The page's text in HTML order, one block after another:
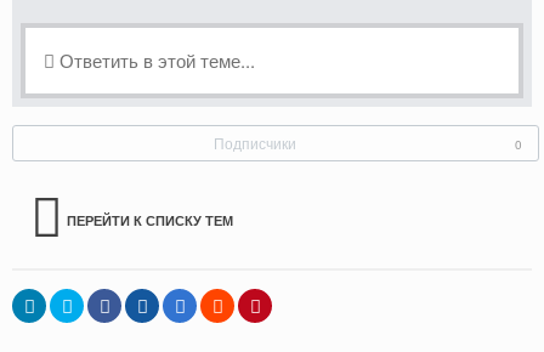
Ответить в этой теме...
Подписчики 0
ПЕРЕЙТИ К СПИСКУ ТЕМ